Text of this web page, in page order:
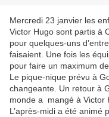
Mercredi 23 janvier les
Victor Hugo sont partis à
pour quelques-uns
faisaient. Une fois les
pour faire un maximum
Le pique-nique prévu à
changeante. Un retour à
monde a mangé à Victor
L’après-midi a été animé